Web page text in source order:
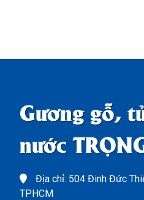
Gương gỗ,
nước
Địa chỉ: 504 Đinh Đức
TPHCM